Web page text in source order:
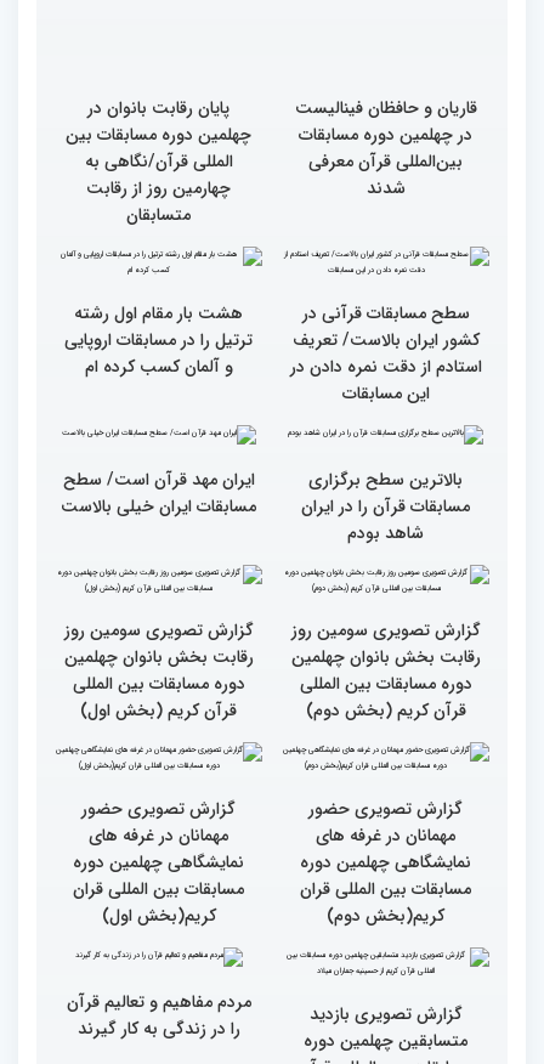
در چهلمین دوره مسابقات
بین‌المللی قرآن معرفی
شدند
پایان رقابت بانوان در
چهلمین دوره مسابقات بین
المللی قرآن/نگاهی به
چهارمین روز از رقابت
متسابقان
سطح مسابقات قرآنی در
کشور ایران بالاست/ تعریف
استادم از دقت نمره دادن در
هشت بار مقام اول رشته
و آلمان کسب کرده ام
مسابقات قرآن را در ایران
شاهد بودم
ایران مهد قرآن است/ سطح
مسابقات ایران خیلی بالاست
گزارش تصویری سومین روز
رقابت بخش بانوان چهلمین
قرآن کریم (بخش دوم)
گزارش تصویری سومین روز
رقابت بخش بانوان چهلمین
دوره مسابقات بین المللی
قرآن کریم (بخش اول)